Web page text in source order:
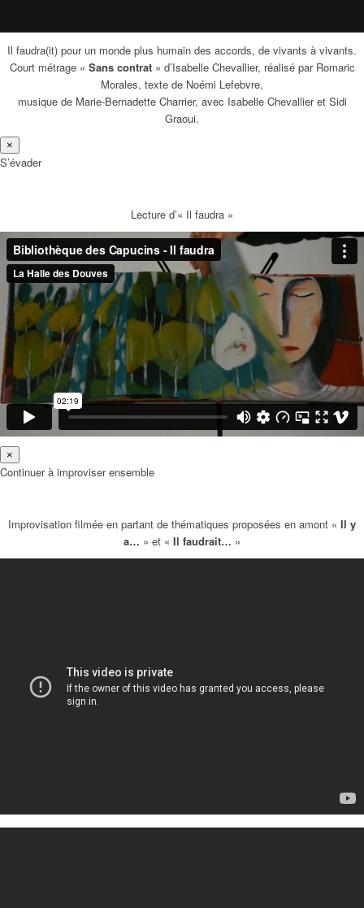
Il faudra(it) pour un monde plus humain des accords, de vivants à vivants.
Court métrage « Sans contrat» d’Isabelle Chevallier, réalisé par Romaric
Morales, texte de Noémi Lefebvre,
musique de Marie-Bernadette Charrier, avec Isabelle Chevallier et Sidi
Graoui.
×
S’évader
Lecture d’« Il faudra »
×
Continuer à improviser ensemble
Improvisation filmée en partant de thématiques proposées en amont « Il y
a… » et « Il faudrait… »